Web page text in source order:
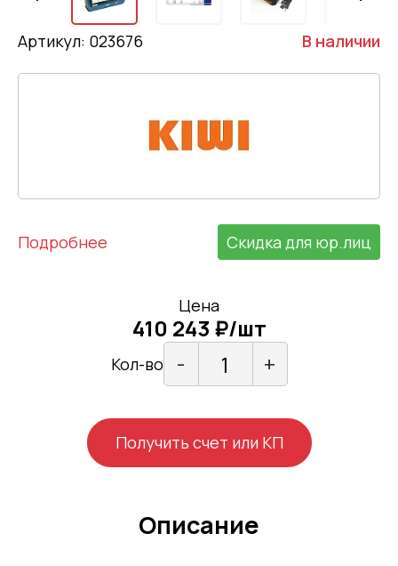
Артикул: 023676 В наличии
Подробнее Скидка для юр.лиц
Цена
410 243 ₽/шт
Кол-во - +
Получить счет или КП
Описание